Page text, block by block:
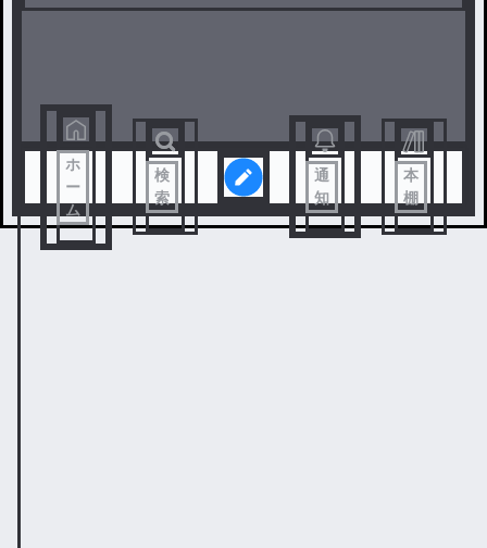
ホ
ー
ム
検
索
通
知
本
棚